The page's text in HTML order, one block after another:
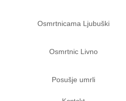
Osmrtnicama Ljubuški
Osmrtnic Livno
Posušje umrli